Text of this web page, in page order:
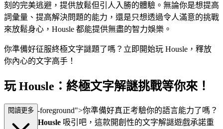
刻的完美逃避，提供放鬆但引人入勝的體驗。無論你是想提高
詞彙量、提高解決問題的能力，還是只想透過令人滿意的挑戰
來放鬆身心，Housle 都能提供無盡的智力娛樂。
你準備好征服終極文字謎題了嗎？立即開始玩 Housle，釋放
你內心的文字高手！
玩 Housle：終極文字解謎挑戰等你來！
"mb-4 text-foreground">你準備好真正考驗你的語言能力了嗎？
準備好被 Housle 吸引吧，這款開創性的文字解謎遊戲承諾重
閱讀更多